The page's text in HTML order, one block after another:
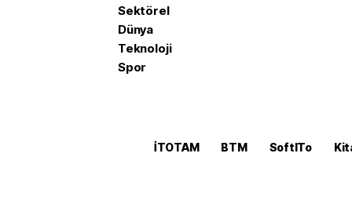
Sektörel
Dünya
Teknoloji
Spor
İTOTAM BTM SoftITo